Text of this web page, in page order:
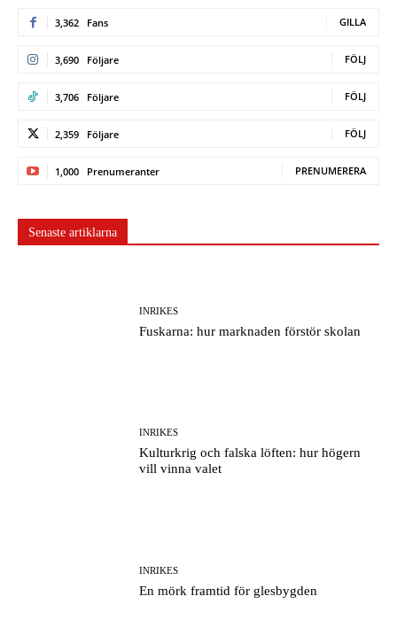
3,362 Fans GILLA
3,690 Följare FÖLJ
3,706 Följare FÖLJ
2,359 Följare FÖLJ
1,000 Prenumeranter PRENUMERERA
Senaste artiklarna
INRIKES
Fuskarna: hur marknaden förstör skolan
INRIKES
Kulturkrig och falska löften: hur högern
vill vinna valet
INRIKES
En mörk framtid för glesbygden